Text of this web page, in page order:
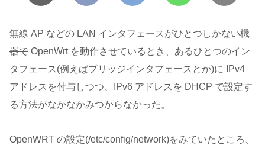
無線 AP などの LAN インタフェースがひとつしかない機
器で OpenWrt を動作させているとき、あるひとつのイン
タフェース(例えばブリッジインタフェースとか)に IPv4
アドレスを付与しつつ、IPv6 アドレスを DHCP で設定す
る方法がなかなかみつからなかった。
OpenWRT の設定(/etc/config/network)をみていたところ、